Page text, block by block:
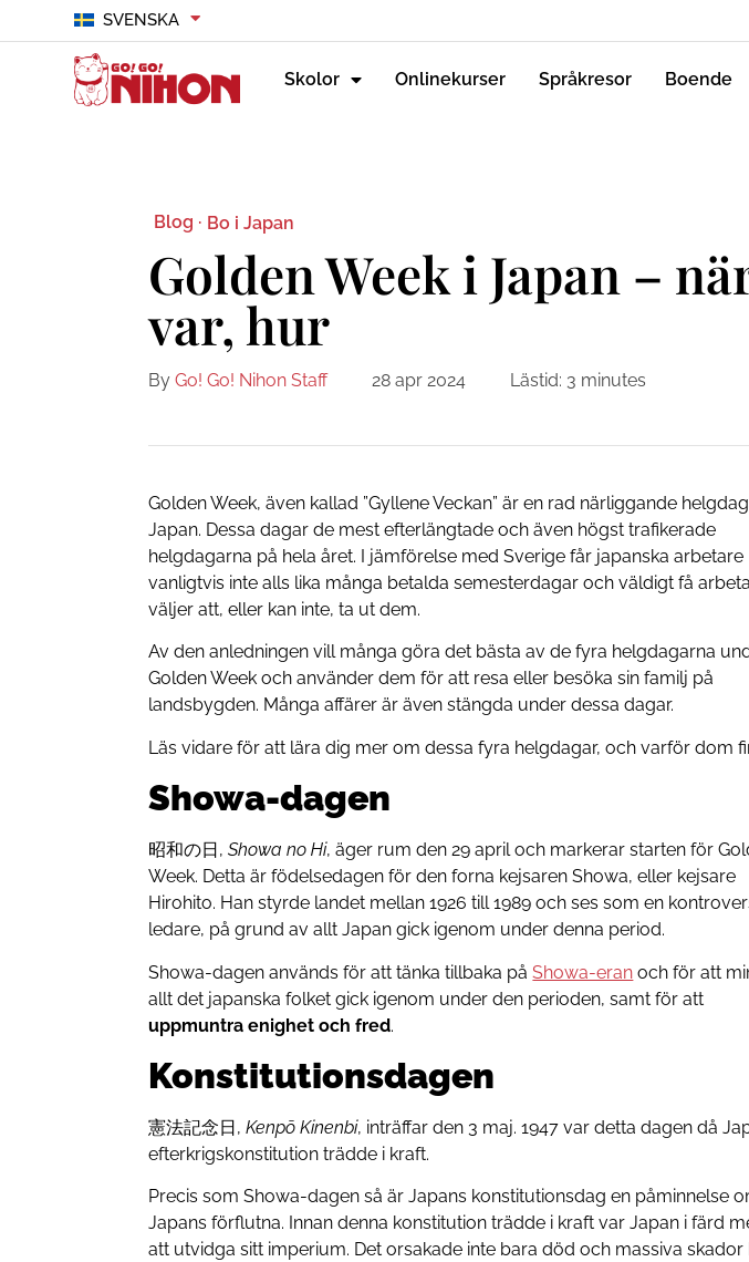
SVENSKA
Skolor Onlinekurser Språkresor Boende
Blog · Bo i Japan
Golden Week i Japan –
var, hur
By Go! Go! Nihon Staff 28 apr 2024 Lästid: 3 minutes
Golden Week, även kallad ”Gyllene Veckan” är en rad närliggande
Japan. Dessa dagar de mest efterlängtade och även högst trafikerade
helgdagarna på hela året. I jämförelse med Sverige får japanska arbetare
vanligtvis inte alls lika många betalda semesterdagar och väldigt få
väljer att, eller kan inte, ta ut dem.
Av den anledningen vill många göra det bästa av de fyra helgdagarna
Golden Week och använder dem för att resa eller besöka sin familj på
landsbygden. Många affärer är även stängda under dessa dagar.
Läs vidare för att lära dig mer om dessa fyra helgdagar, och varför dom
Showa-dagen
昭和の日,Showa no Hi, äger rum den 29 april och markerar starten för
Week. Detta är födelsedagen för den forna kejsaren Showa, eller kejsare
Hirohito. Han styrde landet mellan 1926 till 1989 och ses som en
ledare, på grund av allt Japan gick igenom under denna period.
Showa-dagen används för att tänka tillbaka påShowa-eran och för att
allt det japanska folket gick igenom under den perioden, samt för att
uppmuntra enighet och fred.
Konstitutionsdagen
憲法記念日,Kenpō Kinenbi, inträffar den 3 maj. 1947 var detta dagen då
efterkrigskonstitution trädde i kraft.
Precis som Showa-dagen så är Japans konstitutionsdag en påminnelse
Japans förflutna. Innan denna konstitution trädde i kraft var Japan i färd
att utvidga sitt imperium. Det orsakade inte bara död och massiva skador